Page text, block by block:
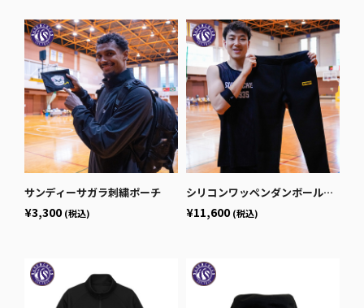
サンディーサガラ刺繍ポーチ
¥3,300 (税込)
シリコンワッペンダンボールニットパンツ
¥11,600 (税込)